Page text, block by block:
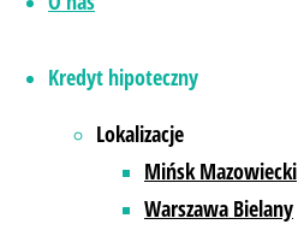
Kredyt hipoteczny
Lokalizacje
Mińsk Mazowiecki
Warszawa Bielany